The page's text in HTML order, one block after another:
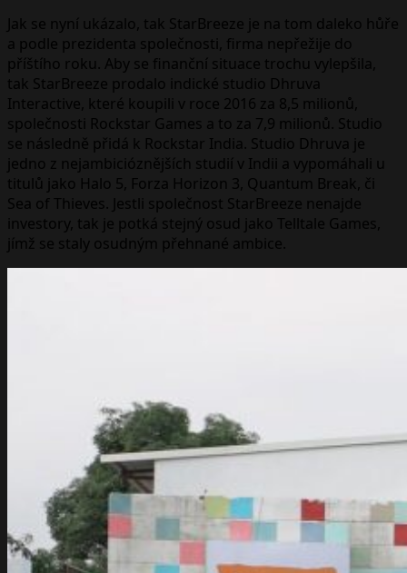
Jak se nyní ukázalo, tak StarBreeze je na tom daleko hůře
a podle prezidenta společnosti, firma nepřežije do
příštího roku. Aby se finanční situace trochu vylepšila,
tak StarBreeze prodalo indické studio Dhruva
Interactive, které koupili v roce 2016 za 8,5 milionů,
společnosti Rockstar Games a to za 7,9 milionů. Studio
se následně přidá k Rockstar India. Studio Dhruva je
jedno z nejambicióznějších studií v Indii a vypomáhali u
titulů jako Halo 5, Forza Horizon 3, Quantum Break, či
Sea of Thieves. Jestli společnost StarBreeze nenajde
investory, tak je potká stejný osud jako Telltale Games,
jímž se staly osudným přehnané ambice.